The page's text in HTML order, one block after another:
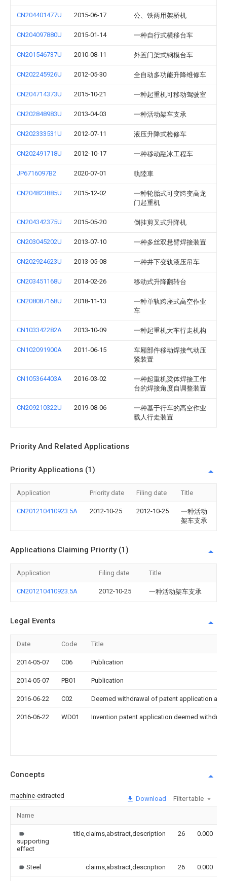
CN204401477U 2015-06-17 公、铁两用架桥机
CN204097880U 2015-01-14 一种自行式横移台车
CN201546737U 2010-08-11 外置门架式钢模台车
CN202245926U 2012-05-30 全自动多功能升降维修车
CN204714373U 2015-10-21 一种起重机可移动驾驶室
CN202848983U 2013-04-03 一种活动架车支承
CN202333531U 2012-07-11 液压升降式检修车
CN202491718U 2012-10-17 一种移动融冰工程车
JP6716097B2 2020-07-01 軌陸車
CN204823885U 2015-12-02
一种轮胎式可变跨变高龙
门起重机
CN204342375U 2015-05-20 倒挂剪叉式升降机
CN203045202U 2013-07-10 一种多丝双悬臂焊接装置
CN202924623U 2013-05-08 一种井下变轨液压吊车
CN203451168U 2014-02-26 移动式升降翻转台
CN208087168U 2018-11-13
一种单轨跨座式高空作业
车
CN103342282A 2013-10-09 一种起重机大车行走机构
CN102091900A 2011-06-15
车厢部件移动焊接气动压
紧装置
CN105364403A 2016-03-02
一种起重机粱体焊接工作
台的焊接角度自调整装置
CN209210322U 2019-08-06
一种基于行车的高空作业
载人行走装置
Priority And Related Applications
Priority Applications (1)
Application Priority date Filing date Title
CN201210410923.5A 2012-10-25 2012-10-25
一种活动
架车支承
Applications Claiming Priority (1)
Application Filing date Title
CN201210410923.5A 2012-10-25 一种活动架车支承
Legal Events
Date Code Title
2014-05-07 C06 Publication
2014-05-07 PB01 Publication
2016-06-22 C02 Deemed withdrawal of patent application
2016-06-22 WD01 Invention patent application deemed
Concepts
machine-extracted Download Filter table
Name
supporting
effect
title,claims,abstract,description 26 0.000
Steel claims,abstract,description 26 0.000